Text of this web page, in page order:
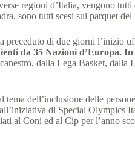
regioni d’Italia, vengono
sono tutti scesi sul parquet
preceduto di due giorni l’inizio
da 35 Nazioni d’Europa.
dalla Lega Basket,
dell’inclusione delle
di Special Olympics
al Coni ed al Cip per l’anno